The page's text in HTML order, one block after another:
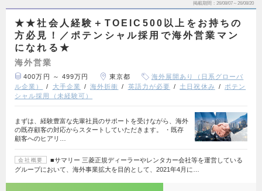
掲載期間 26/08/07～26/08/20
★★社会人経験＋TOEIC500以上をお持ちの
方必見！／ポテンシャル採用で海外営業マン
になれる★
海外営業
400万円 ～ 499万円 東京都
海外展開あり（日系グローバ
ル企業）
大手企業 海外折衝 英語力が必要 土日祝休み
ポテン
シャル採用（未経験可）
まずは、経験豊富な先輩社員のサポートを受けながら、海外
の既存顧客の対応からスタートしていただきます。 ・既存
顧客へのヒアリ…
会社概要
■サマリー 三菱正規ディーラーやレンタカー会社等を運営している
グループにおいて、海外事業拡大を目的として、2021年4月に…